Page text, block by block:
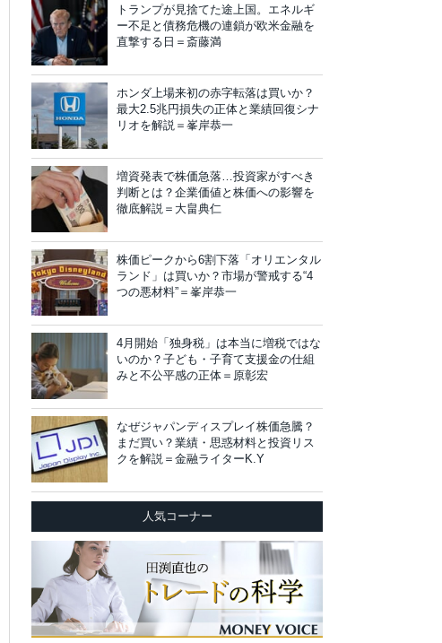
トランプが見捨てた途上国。エネルギ
ー不足と債務危機の連鎖が欧米金融を
直撃する日＝斎藤満
ホンダ上場来初の赤字転落は買いか？
最大2.5兆円損失の正体と業績回復シナ
リオを解説＝峯岸恭一
増資発表で株価急落…投資家がすべき
判断とは？企業価値と株価への影響を
徹底解説＝大畠典仁
株価ピークから6割下落「オリエンタル
ランド」は買いか？市場が警戒する“4
つの悪材料”＝峯岸恭一
4月開始「独身税」は本当に増税ではな
いのか？子ども・子育て支援金の仕組
みと不公平感の正体＝原彰宏
なぜジャパンディスプレイ株価急騰？
まだ買い？業績・思惑材料と投資リス
クを解説＝金融ライターK.Y
人気コーナー